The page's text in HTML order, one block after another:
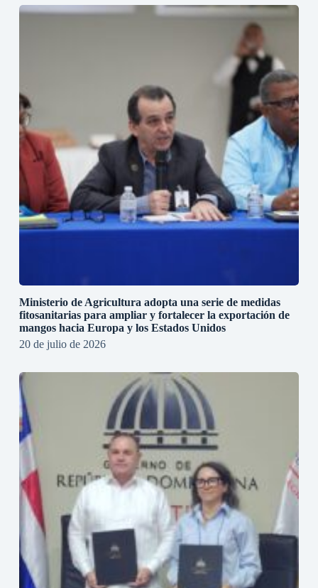
Ministerio de Agricultura adopta una serie de medidas
fitosanitarias para ampliar y fortalecer la exportación de
mangos hacia Europa y los Estados Unidos
20 de julio de 2026